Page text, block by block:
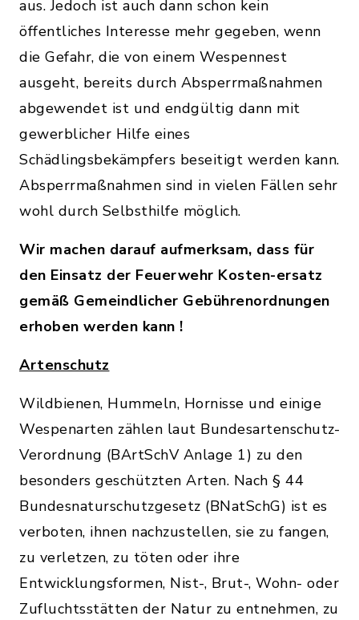
aus. Jedoch ist auch dann schon kein
öffentliches Interesse mehr gegeben, wenn
die Gefahr, die von einem Wespennest
ausgeht, bereits durch Absperrmaßnahmen
abgewendet ist und endgültig dann mit
gewerblicher Hilfe eines
Schädlingsbekämpfers beseitigt werden kann.
Absperrmaßnahmen sind in vielen Fällen sehr
wohl durch Selbsthilfe möglich.
Wir machen darauf aufmerksam, dass für
den Einsatz der Feuerwehr Kosten-ersatz
gemäß Gemeindlicher Gebührenordnungen
erhoben werden kann !
Artenschutz
Wildbienen, Hummeln, Hornisse und einige
Wespenarten zählen laut Bundesartenschutz-
Verordnung (BArtSchV Anlage 1) zu den
besonders geschützten Arten. Nach § 44
Bundesnaturschutzgesetz (BNatSchG) ist es
verboten, ihnen nachzustellen, sie zu fangen,
zu verletzen, zu töten oder ihre
Entwicklungsformen, Nist-, Brut-, Wohn- oder
Zufluchtsstätten der Natur zu entnehmen, zu